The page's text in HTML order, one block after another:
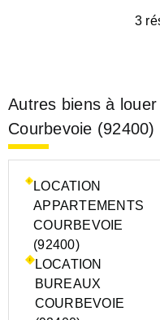
3
Autres biens à louer
Courbevoie (92400)
LOCATION
APPARTEMENTS
COURBEVOIE
(92400)
LOCATION
BUREAUX
COURBEVOIE